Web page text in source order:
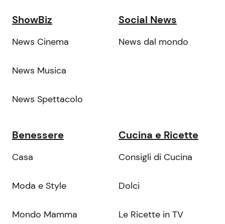
ShowBiz
News Cinema
News Musica
News Spettacolo
Social News
News dal mondo
Benessere
Casa
Moda e Style
Mondo Mamma
Cucina e Ricette
Consigli di Cucina
Dolci
Le Ricette in TV